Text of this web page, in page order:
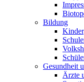
Bildung
Gesundheit
Ärzte